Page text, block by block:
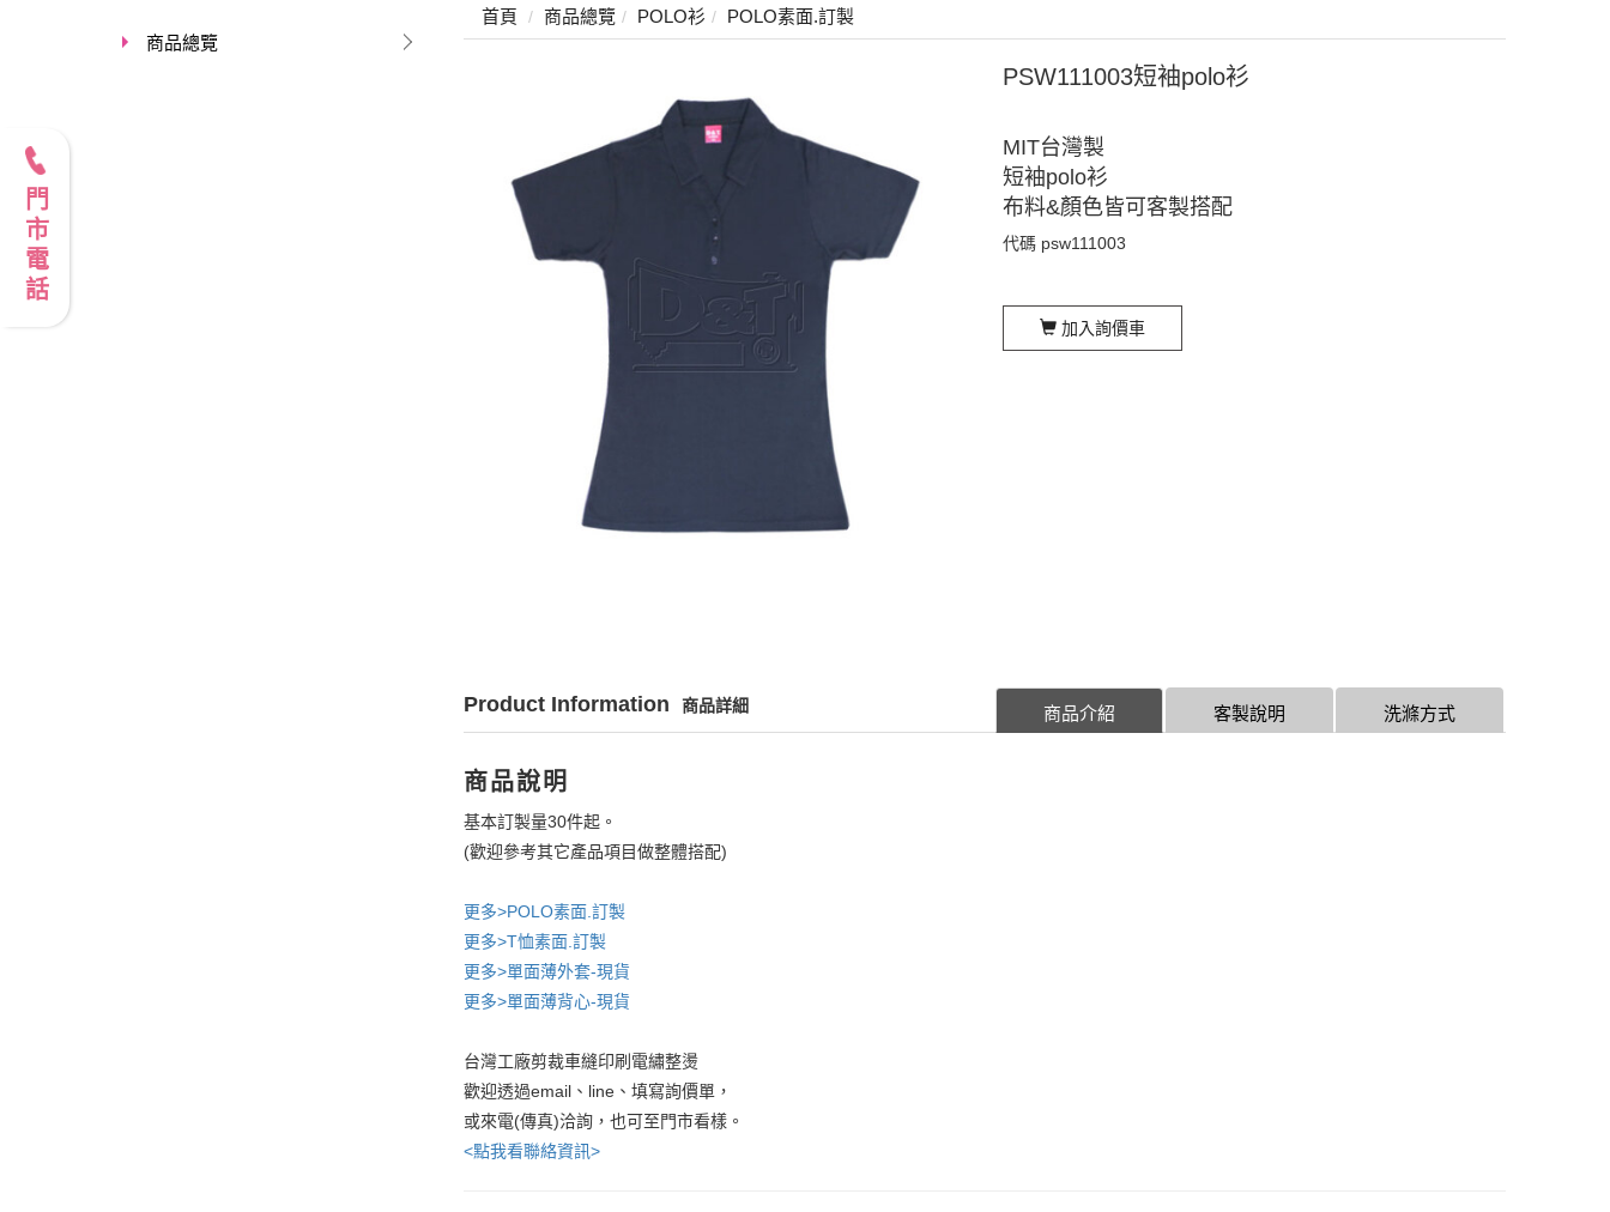
商品總覽
首頁 商品總覽 POLO衫 POLO素面.訂製
PSW111003短袖polo衫
MIT台灣製
短袖polo衫
布料&顏色皆可客製搭配
代碼 psw111003
加入詢價車
Product Information 商品詳細 洗滌方式
客製說明
商品介紹
商品說明
基本訂製量30件起。
(歡迎參考其它產品項目做整體搭配)
更多>POLO素面.訂製
更多>T恤素面.訂製
更多>單面薄外套-現貨
更多>單面薄背心-現貨
台灣工廠剪裁車縫印刷電繡整燙
歡迎透過email、line、填寫詢價單，
或來電(傳真)洽詢，也可至門市看樣。
<點我看聯絡資訊>
門市電話